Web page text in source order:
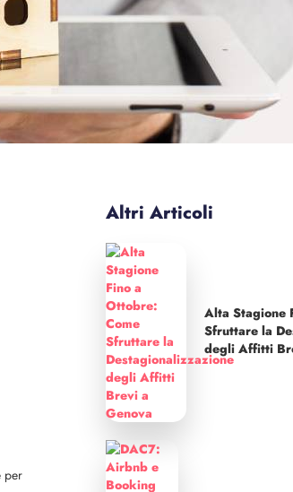
per
Altri Articoli
Alta Stagione
Sfruttare la
degli Affitti